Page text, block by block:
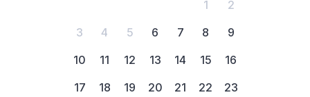
1
2
3
4 5 6 7 8
9
10
11 12 13 14 15
16
17
18 19 20 21 22
23